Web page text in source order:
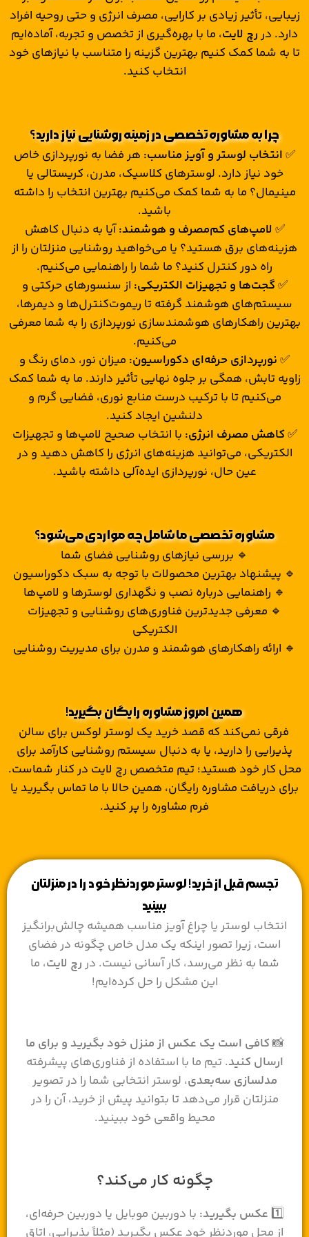
زیبایی، تأثیر زیادی بر کارایی، مصرف انرژی و حتی روحیه افراد
دارد. دررچ لایت، ما با بهره‌گیری از تخصص و تجربه، آماده‌ایم
تا به شما کمک کنیم بهترین گزینه را متناسب با نیازهای خود
انتخاب کنید.
چرا به مشاوره تخصصی در زمینه روشنایی نیاز دارید؟
✅انتخاب لوستر و آویز مناسب: هر فضا به نورپردازی خاص
خود نیاز دارد. لوسترهای کلاسیک، مدرن، کریستالی یا
مینیمال؟ ما به شما کمک می‌کنیم بهترین انتخاب را داشته
باشید.
✅ لامپ‌های کم‌مصرف و هوشمند:آیا به دنبال کاهش
هزینه‌های برق هستید؟ یا می‌خواهید روشنایی منزلتان را از
راه دور کنترل کنید؟ ما شما را راهنمایی می‌کنیم.
✅گجت‌ها و تجهیزات الکتریکی: از سنسورهای حرکتی و
سیستم‌های هوشمند گرفته تا ریموت‌کنترل‌ها و دیمرها،
بهترین راهکارهای هوشمندسازی نورپردازی را به شما معرفی
می‌کنیم.
✅نورپردازی حرفه‌ای دکوراسیون: میزان نور، دمای رنگ و
زاویه تابش، همگی بر جلوه نهایی تأثیر دارند. ما به شما کمک
می‌کنیم تا با ترکیب درست منابع نوری، فضایی گرم و
دلنشین ایجاد کنید.
✅کاهش مصرف انرژی: با انتخاب صحیح لامپ‌ها و تجهیزات
الکتریکی، می‌توانید هزینه‌های انرژی را کاهش دهید و در
عین حال، نورپردازی ایده‌آلی داشته باشید.
مشاوره تخصصی ما شامل چه مواردی می‌شود؟
🔹 بررسی نیازهای روشنایی فضای شما
🔹 پیشنهاد بهترین محصولات با توجه به سبک دکوراسیون
🔹 راهنمایی درباره نصب و نگهداری لوسترها و لامپ‌ها
🔹 معرفی جدیدترین فناوری‌های روشنایی و تجهیزات
الکتریکی
🔹 ارائه راهکارهای هوشمند و مدرن برای مدیریت روشنایی
همین امروز مشاوره رایگان بگیرید!
فرقی نمی‌کند که قصد خرید یک لوستر لوکس برای سالن
پذیرایی را دارید، یا به دنبال سیستم روشنایی کارآمد برای
محل کار خود هستید؛ تیم متخصص رچ لایت در کنار شماست.
برای دریافت مشاوره رایگان، همین حالا با ما تماس بگیرید یا
فرم مشاوره را پر کنید.
تجسم قبل از خرید! لوستر موردنظر خود را در منزلتان
ببینید
انتخاب لوستر یا چراغ آویز مناسب همیشه چالش‌برانگیز
است، زیرا تصور اینکه یک مدل خاص چگونه در فضای
شما به نظر می‌رسد، کار آسانی نیست. در رچ لایت، ما
این مشکل را حل کرده‌ایم!
📸کافی است یک عکس از منزل خود بگیرید و برای ما
ارسال کنید. تیم ما با استفاده از فناوری‌های پیشرفته
مدلسازی سه‌بعدی، لوستر انتخابی شما را در تصویر
منزلتان قرار می‌دهد تا بتوانید پیش از خرید، آن را در
محیط واقعی خود ببینید.
چگونه کار می‌کند؟
1️⃣ عکس بگیرید: با دوربین موبایل یا دوربین حرفه‌ای،
از محل موردنظر خود عکس بگیرید (مثلاً پذیرایی، اتاق